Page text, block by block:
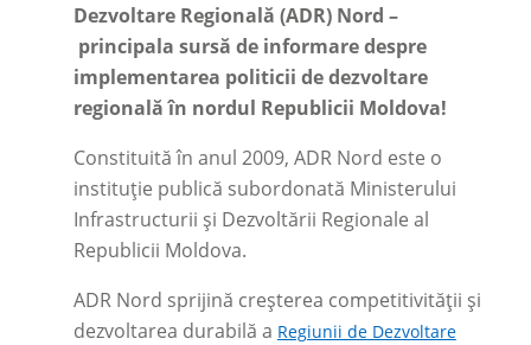
Dezvoltare Regională (ADR) Nord –
principala sursă de informare despre
implementarea politicii de dezvoltare
regională în nordul Republicii Moldova!
Constituită în anul 2009, ADR Nord este o
instituţie publică subordonată Ministerului
Infrastructurii și Dezvoltării Regionale al
Republicii Moldova.
ADR Nord sprijină creșterea competitivității și
dezvoltarea durabilă a Regiunii de Dezvoltare